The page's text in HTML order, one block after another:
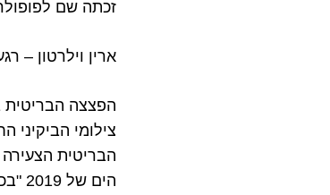
זכתה שם
ארין וילרטון –
הפצצה הבריטית בת ה -21
צילומי הביקיני
הבריטית
הים של 2019 "בכך שהיה אחד מששת המועמדים הסופיים.